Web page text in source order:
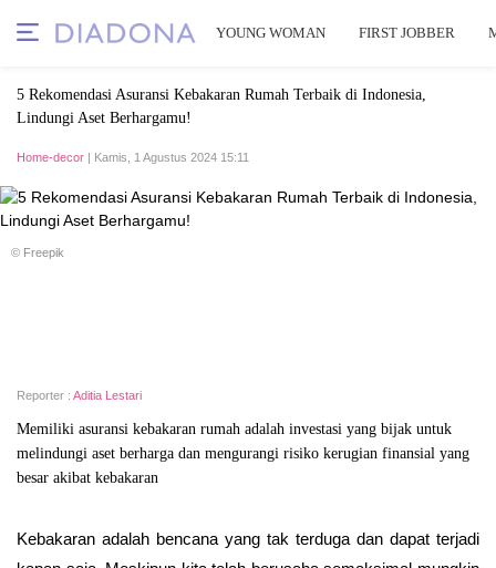
YOUNG WOMAN FIRST JOBBER
5 Rekomendasi Asuransi Kebakaran Rumah Terbaik di Indonesia,
Lindungi Aset Berhargamu!
Home-decor | Kamis, 1 Agustus 2024 15:11
© Freepik
Reporter : Aditia Lestari
Memiliki asuransi kebakaran rumah adalah investasi yang bijak untuk
melindungi aset berharga dan mengurangi risiko kerugian finansial yang
besar akibat kebakaran
Kebakaran adalah bencana yang tak terduga dan dapat terjadi